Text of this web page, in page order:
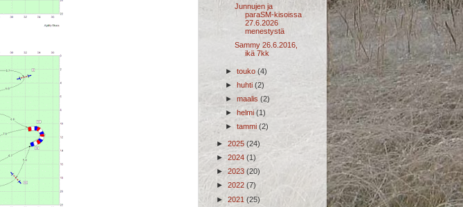
Junnujen ja
paraSM-kisoissa
27.6.2026
menestystä
Sammy 26.6.2016,
ikä 7kk
► touko (4)
► huhti (2)
► maalis (2)
► helmi (1)
► tammi (2)
► 2025 (24)
► 2024 (1)
► 2023 (20)
► 2022 (7)
► 2021 (25)